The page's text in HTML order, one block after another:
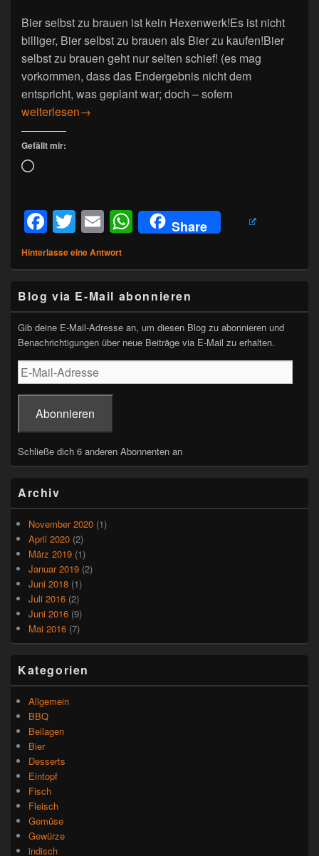
o
o
k
p
p
Bier selbst zu brauen ist kein Hexenwerk!Es ist nicht
billiger, Bier selbst zu brauen als Bier zu kaufen!Bier
selbst zu brauen geht nur selten schief! (es mag
vorkommen, dass das Endergebnis nicht dem
entspricht, was geplant war; doch – sofern
Bier brauen
weiterlesen→
Gefällt mir:
Wird
F
a
c
e
b
o
o
k
T
wi
tt
er
E
m
ail
W
h
at
s
A
p
p
Share
Hinterlasse eine Antwort
Seitenleisten-
Widgetbereich
Blog via E-Mail abonnieren
Gib deine E-Mail-Adresse an, um diesen Blog zu abonnieren und
Benachrichtigungen über neue Beiträge via E-Mail zu erhalten.
E-
Mail-
Adresse
Abonnieren
Schließe dich 6 anderen Abonnenten an
Archiv
November 2020 (1)
April 2020 (2)
März 2019 (1)
Januar 2019 (2)
Juni 2018 (1)
Juli 2016 (2)
Juni 2016 (9)
Mai 2016 (7)
Kategorien
Allgemein
BBQ
Beilagen
Bier
Desserts
Eintopf
Fisch
Fleisch
Gemüse
Gewürze
indisch